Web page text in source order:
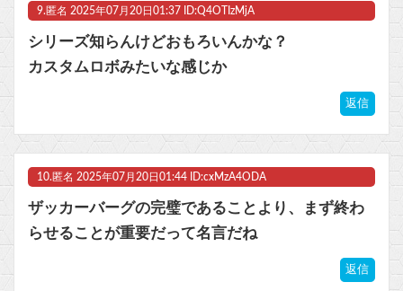
9. 匿名 2025年07月20日01:37 ID:Q4OTIzMjA
シリーズ知らんけどおもろいんかな？
カスタムロボみたいな感じか
返信
10. 匿名 2025年07月20日01:44 ID:cxMzA4ODA
ザッカーバーグの完璧であることより、まず終わ
らせることが重要だって名言だね
返信